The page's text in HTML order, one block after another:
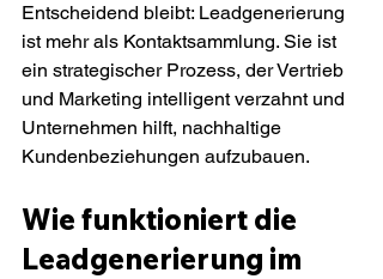
Entscheidend bleibt: Leadgenerierung
ist mehr als Kontaktsammlung. Sie ist
ein strategischer Prozess, der Vertrieb
und Marketing intelligent verzahnt und
Unternehmen hilft, nachhaltige
Kundenbeziehungen aufzubauen.
Wie funktioniert die
Leadgenerierung im